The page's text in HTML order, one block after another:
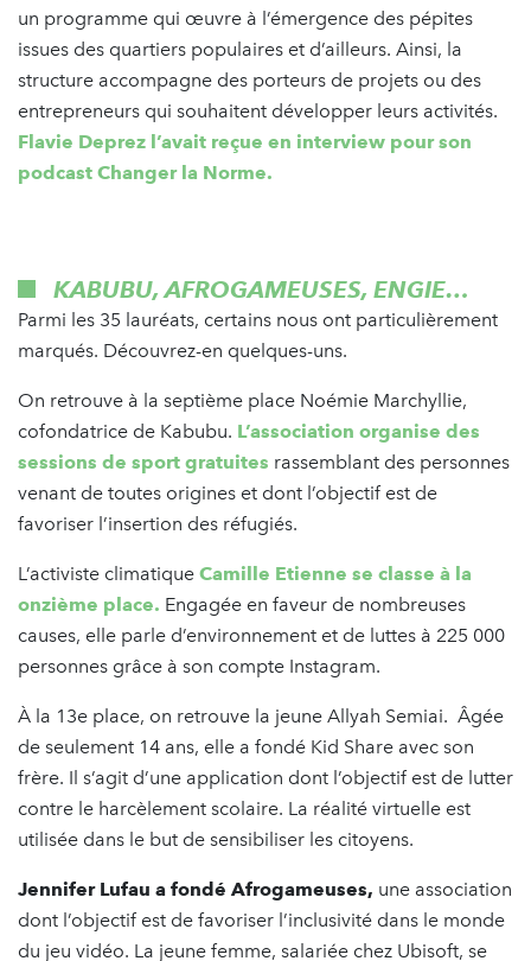
un programme qui œuvre à l’émergence des pépites
issues des quartiers populaires et d’ailleurs. Ainsi, la
structure accompagne des porteurs de projets ou des
entrepreneurs qui souhaitent développer leurs activités.
Flavie Deprez l’avait reçue en interview pour son
podcast Changer la Norme.
KABUBU, AFROGAMEUSES, ENGIE…
Parmi les 35 lauréats, certains nous ont particulièrement
marqués. Découvrez-en quelques-uns.
On retrouve à la septième place Noémie Marchyllie,
cofondatrice de Kabubu. L’association organise des
sessions de sport gratuites rassemblant des personnes
venant de toutes origines et dont l’objectif est de
favoriser l’insertion des réfugiés.
L’activiste climatique Camille Etienne se classe à la
onzième place. Engagée en faveur de nombreuses
causes, elle parle d’environnement et de luttes à 225 000
personnes grâce à son compte Instagram.
À la 13e place, on retrouve la jeune Allyah Semiai. Âgée
de seulement 14 ans, elle a fondé Kid Share avec son
frère. Il s’agit d’une application dont l’objectif est de lutter
contre le harcèlement scolaire. La réalité virtuelle est
utilisée dans le but de sensibiliser les citoyens.
Jennifer Lufau a fondé Afrogameuses, une association
dont l’objectif est de favoriser l’inclusivité dans le monde
du jeu vidéo. La jeune femme, salariée chez Ubisoft, se